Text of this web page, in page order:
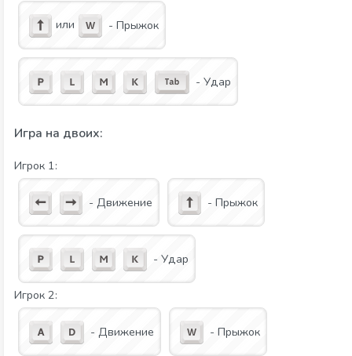
или - Прыжок
- Удар
Игра на двоих:
Игрок 1:
- Движение - Прыжок
- Удар
Игрок 2:
- Движение - Прыжок